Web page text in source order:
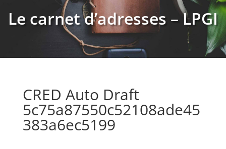
Le carnet d’adresses – LPGI
CRED Auto Draft
5c75a87550c52108ade45
383a6ec5199